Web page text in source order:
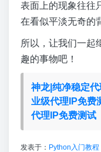
表面上的现象往往
在看似平淡无奇的
所以，让我们一起
趣的事物吧！
神龙|纯净稳定
业级代理IP免费
代理IP免费测试
发表于： Python入门教程